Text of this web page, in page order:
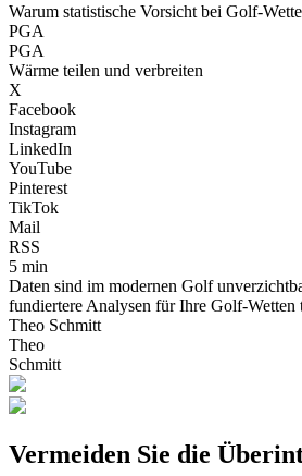
Warum statistische Vorsicht bei Golf-
PGA
PGA
Wärme teilen und verbreiten
X
Facebook
Instagram
LinkedIn
YouTube
Pinterest
TikTok
Mail
RSS
5 min
Daten sind im modernen Golf
fundiertere Analysen für Ihre Golf-Wetten
Theo Schmitt
Theo
Schmitt
Vermeiden Sie die